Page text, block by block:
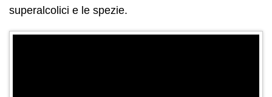
superalcolici e le spezie.